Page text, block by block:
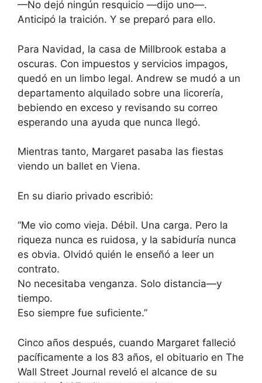
—No dejó ningún resquicio —dijo uno—.
Anticipó la traición. Y se preparó para ello.
Para Navidad, la casa de Millbrook estaba a
oscuras. Con impuestos y servicios impagos,
quedó en un limbo legal. Andrew se mudó a un
departamento alquilado sobre una licorería,
bebiendo en exceso y revisando su correo
esperando una ayuda que nunca llegó.
Mientras tanto, Margaret pasaba las fiestas
viendo un ballet en Viena.
En su diario privado escribió:
“Me vio como vieja. Débil. Una carga. Pero la
riqueza nunca es ruidosa, y la sabiduría nunca
es obvia. Olvidó quién le enseñó a leer un
contrato.
No necesitaba venganza. Solo distancia—y
tiempo.
Eso siempre fue suficiente.”
Cinco años después, cuando Margaret falleció
pacíficamente a los 83 años, el obituario en The
Wall Street Journal reveló el alcance de su